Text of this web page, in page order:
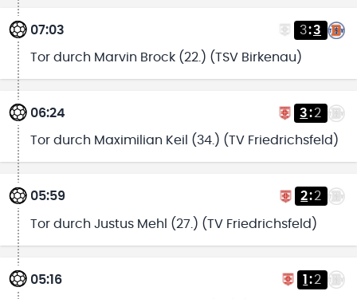
07:03 3:3
Tor durch Marvin Brock (22.) (TSV Birkenau)
06:24 3:2
Tor durch Maximilian Keil (34.) (TV Friedrichsfeld)
05:59 2:2
Tor durch Justus Mehl (27.) (TV Friedrichsfeld)
05:16 1 :2